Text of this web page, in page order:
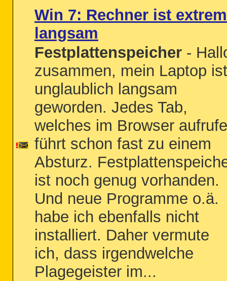
Win 7: Rechner ist extrem
langsam
Festplattenspeicher -
zusammen, mein Laptop ist
unglaublich langsam
geworden. Jedes Tab,
welches im Browser
führt schon fast zu einem
Absturz.
ist noch genug vorhanden.
Und neue Programme o.ä.
habe ich ebenfalls nicht
installiert. Daher vermute
ich, dass irgendwelche
Plagegeister im...